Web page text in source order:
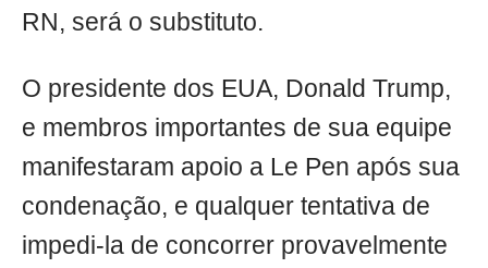
RN, será o substituto.
O presidente dos EUA, Donald Trump,
e membros importantes de sua equipe
manifestaram apoio a Le Pen após sua
condenação, e qualquer tentativa de
impedi-la de concorrer provavelmente